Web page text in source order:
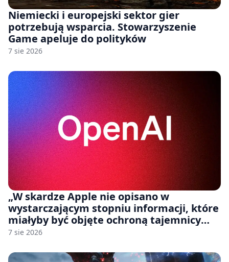
Niemiecki i europejski sektor gier
potrzebują wsparcia. Stowarzyszenie
Game apeluje do polityków
7 sie 2026
„W skardze Apple nie opisano w
wystarczającym stopniu informacji, które
miałyby być objęte ochroną tajemnicy
handlowej”. OpenAI żąda odrzucenia
7 sie 2026